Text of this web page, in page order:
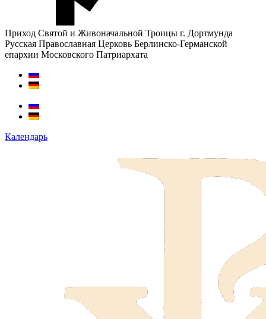
Приход Святой и Живоначальной Троицы г. Дортмунда
Русская Православная Церковь Берлинско-Германской
епархии Московского Патриархата
Календарь